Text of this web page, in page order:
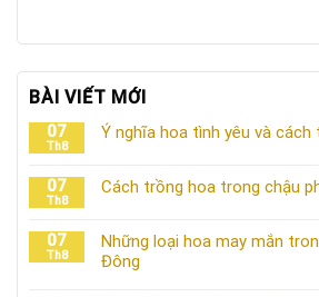
BÀI VIẾT MỚI
07
Th8
Ý nghĩa hoa tình yêu và cách
07
Th8
Cách trồng hoa trong chậu
07
Th8
Những loại hoa may mắn
Đông